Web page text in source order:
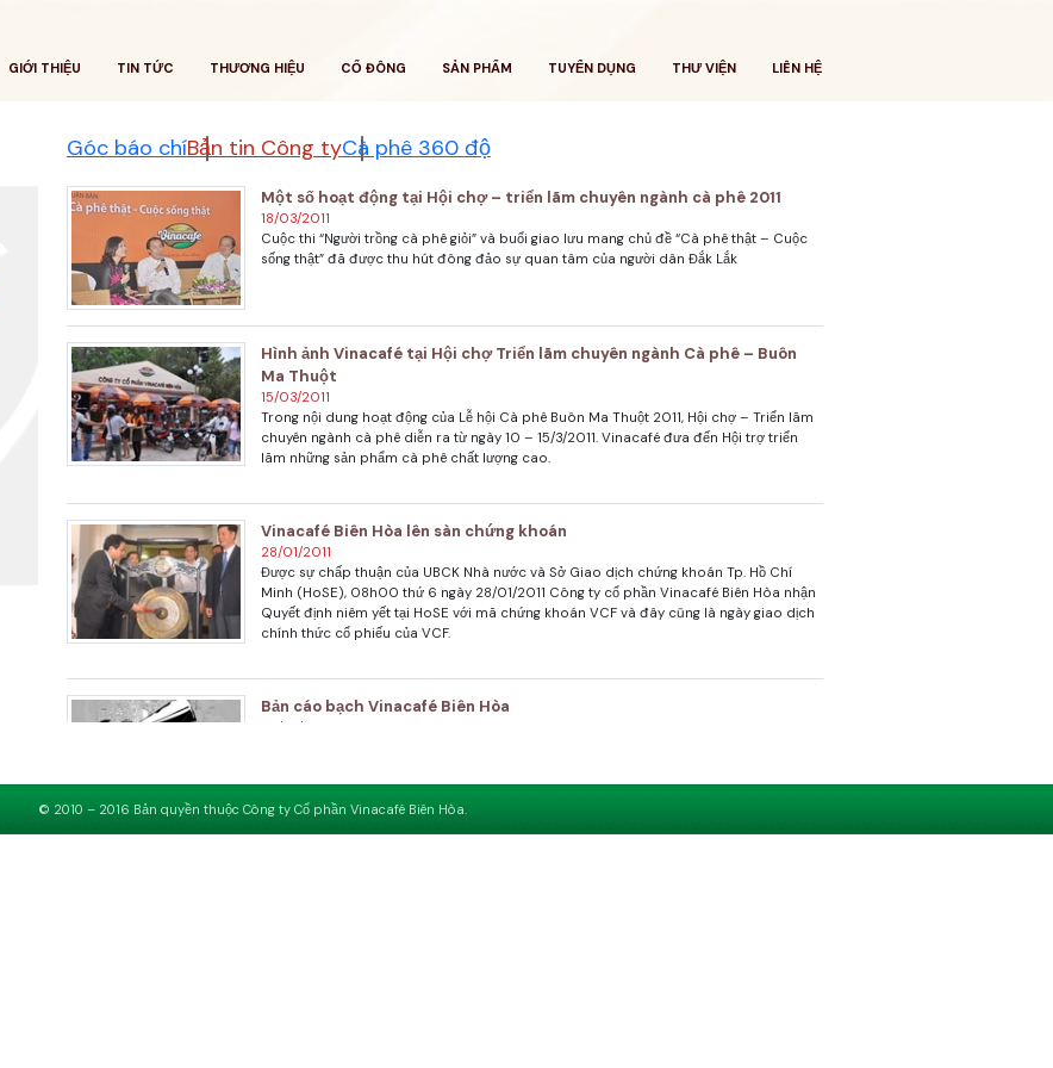
GIỚI THIỆU TIN TỨC THƯƠNG HIỆU CỔ ĐÔNG SẢN PHẨM TUYỂN DỤNG THƯ VIỆN LIÊN HỆ
Góc báo chíBản tin Công tyCà phê 360 độ
Một số hoạt động tại Hội chợ – triển lãm chuyên ngành cà phê 2011
18/03/2011
Cuộc thi “Người trồng cà phê giỏi” và buổi giao lưu mang chủ đề “Cà phê thật – Cuộc
sống thật” đã được thu hút đông đảo sự quan tâm của người dân Đắk Lắk
Hình ảnh Vinacafé tại Hội chợ Triển lãm chuyên ngành Cà phê – Buôn
Ma Thuột
15/03/2011
Trong nội dung hoạt động của Lễ hội Cà phê Buôn Ma Thuột 2011, Hội chợ – Triển lãm
chuyên ngành cà phê diễn ra từ ngày 10 – 15/3/2011. Vinacafé đưa đến Hội trợ triển
lãm những sản phẩm cà phê chất lượng cao.
Vinacafé Biên Hòa lên sàn chứng khoán
28/01/2011
Được sự chấp thuận của UBCK Nhà nước và Sở Giao dịch chứng khoán Tp. Hồ Chí
Minh (HoSE), 08h00 thứ 6 ngày 28/01/2011 Công ty cổ phần Vinacafé Biên Hòa nhận
Quyết định niêm yết tại HoSE với mã chứng khoán VCF và đây cũng là ngày giao dịch
chính thức cổ phiếu của VCF.
Bản cáo bạch Vinacafé Biên Hòa
24/01/2011
© 2010 – 2016 Bản quyền thuộc Công ty Cổ phần Vinacafé Biên Hòa.